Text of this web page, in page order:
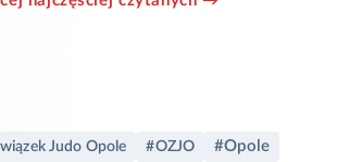
Judo Opole #OZJO #Opole